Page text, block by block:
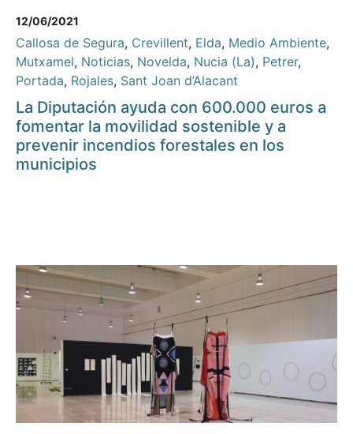
12/06/2021
Callosa de Segura, Crevillent, Elda, Medio Ambiente,
Mutxamel, Noticias, Novelda, Nucia (La), Petrer,
Portada, Rojales, Sant Joan d’Alacant
La Diputación ayuda con 600.000 euros a
fomentar la movilidad sostenible y a
prevenir incendios forestales en los
municipios